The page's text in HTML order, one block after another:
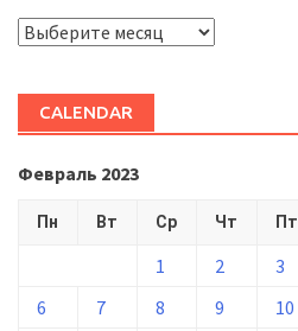
ARHIVĂ
CALENDAR
Февраль 2023
Пн Вт Ср Чт Пт
1 2 3
6
7 8 9 10